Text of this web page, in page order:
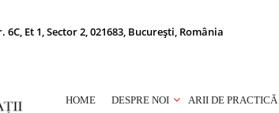
Et 1, Sector 2, 021683, București, România
HOME DESPRE NOI ARII DE PRACTICĂ